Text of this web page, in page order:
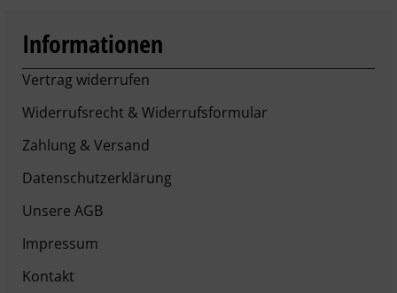
Informationen
Vertrag widerrufen
Widerrufsrecht & Widerrufsformular
Zahlung & Versand
Datenschutzerklärung
Unsere AGB
Impressum
Kontakt